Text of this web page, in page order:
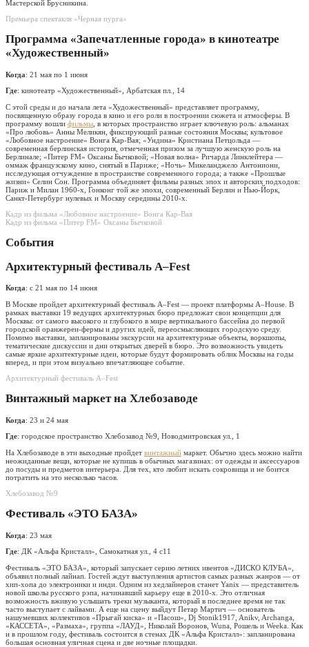
Мастерской Брусникина.
Премьера спектакля «Черная пурга»
Программа «Запечатленные города» в кинотеатре
«Художественный»
Когда: 21 мая по 1 июня
Где: кинотеатр «Художественный», Арбатская пл., 14
С этой среды и до начала лета «Художественный» представляет программу,
посвященную образу города в кино и его роли в построении сюжета и атмосферы. В
программу вошли фильмы , в которых пространство играет ключевую роль: альманах
«Про любовь» Анны Меликян, фиксирующий разные состояния Москвы; культовое
«Любовное настроение» Вонга Кар-Вая; «Ундина» Кристиана Петцольда —
современная берлинская история, отмеченная призом за лучшую женскую роль на
Берлинале; «Питер FM» Оксаны Бычковой; «Новая волна» Ричарда Линклейтера —
оммаж французскому кино, снятый в Париже; «Ночь» Микеланджело Антониони,
исследующая отчуждение в пространстве современного города; а также «Прошлые
жизни» Селин Сон. Программа объединяет фильмы разных эпох и авторских подходов:
Париж и Милан 1960-х, Гонконг той же эпохи, современный Берлин и Нью-Йорк,
Санкт-Петербург нулевых и Москву середины 2010-х.
Кадр из фильма «Любовное настроение» Вонга Кар-Вая
Кадр из фильма «Питер FM» Оксаны Бычковой
События
Архитектурный фестиваль A–Fest
Когда: с 21 мая по 14 июня
В Москве пройдет архитектурный фестиваль A–Fest — проект платформы A–House. В
рамках выставки 19 ведущих архитектурных бюро предложат свои концепции для
Москвы: от самого высокого и глубокого в мире вертикального бассейна до первой
городской оранжереи-фермы и других идей, переосмысляющих городскую среду.
Помимо выставки, запланированы экскурсии на архитектурные объекты, воркшопы,
тематические дискуссии и дни открытых дверей в бюро. Это возможность увидеть
самые яркие архитектурные идеи, которые будут формировать облик Москвы на годы
вперед, и при этом визуально впечатляющее событие.
Архитектурный фестиваль A–Fest
Винтажный маркет на Хлебозаводе
Когда: 23 и 24 мая
Где: городское пространство Хлебозавод №9, Новодмитровская ул., 1
На Хлебозаводе в эти выходные пройдет винтажный маркет. Обычно здесь можно найти
неожиданные вещи, которые не купишь в обычных магазинах: от одежды и аксессуаров
до посуды и предметов интерьера. Для тех, кто любит искать сокровища и не боится
потратить на это несколько часов.
Хлебозавод №9
Фестиваль «ЭТО БАЗА»
Когда: 23 мая
Где: ДК «Альфа Кристалл», Самокатная ул., 4 с11
Фестиваль «ЭТО БАЗА», который запускает серию летних ивентов «ДИСКО КЛУБА»,
объявил полный лайнап. Гостей ждут выступления артистов самых разных жанров — от
хип-хопа до электроники и инди. Одним из хедлайнеров станет Yanix — представитель
новой школы русского рэпа, начинавший карьеру еще в 2010-х. Это отличная
возможность вживую услышать треки музыканта, который в последнее время не так
часто выступает с лайвами. А еще на сцену выйдут Петар Мартич — основатель
нашумевших коллективов «Прыгай киска» и «Пасош», Dj Stonik1917, Anikv, Archanga,
«КАССЕТА», «Размаха», группа «ЛАУД», Николай Воронов, Wuna, Рошель и Weeka. Как
и в прошлом году, фестиваль состоится в стенах ДК «Альфа Кристалл»: запланирована
большая основная уличная сцена и две ночные площадки.